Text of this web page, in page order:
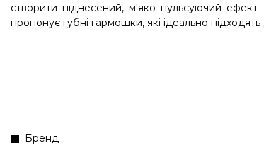
створити піднесений, м'яко пульсуючий ефект
пропонує губні гармошки, які ідеально
Бренд